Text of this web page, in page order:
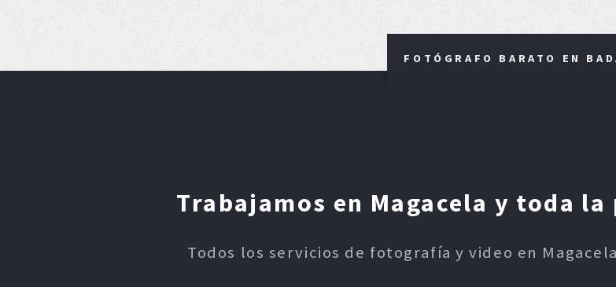
FOTÓGRAFO BARATO EN
Trabajamos en Magacela y toda
Todos los servicios de fotografía y video en